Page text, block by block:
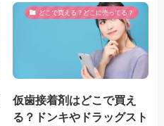
どこで買える？どこに売ってる？
仮歯接着剤はどこで買え
る？ドンキやドラッグスト